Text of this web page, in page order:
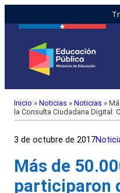
Inicio » Noticias » Noticias »
la Consulta Ciudadana Digital:
3 de octubre de 2017
Más de
participaron